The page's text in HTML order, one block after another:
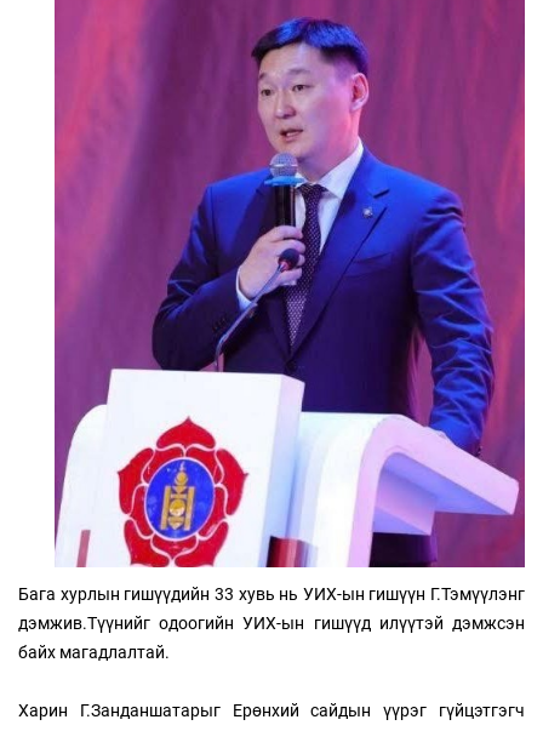
Бага хурлын гишүүдийн 33 хувь нь УИХ-ын гишүүн Г.Тэмүүлэнг
дэмжив.Түүнийг одоогийн УИХ-ын гишүүд илүүтэй дэмжсэн
байх магадлалтай.
Харин Г.Занданшатарыг Ерөнхий сайдын үүрэг гүйцэтгэгч